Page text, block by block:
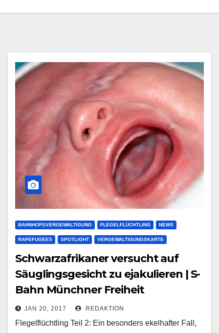
BAHNHOFSVERGEWALTIGUNG FLEGELFLÜCHTLING NEWS
RAPEFUGEES SPOTLIGHT VERGEWALTIGUNGSKARTE
Schwarzafrikaner versucht auf
Säuglingsgesicht zu ejakulieren | S-
Bahn Münchner Freiheit
JAN 20, 2017 REDAKTION
Flegelflüchtling Teil 2: Ein besonders ekelhafter Fall,